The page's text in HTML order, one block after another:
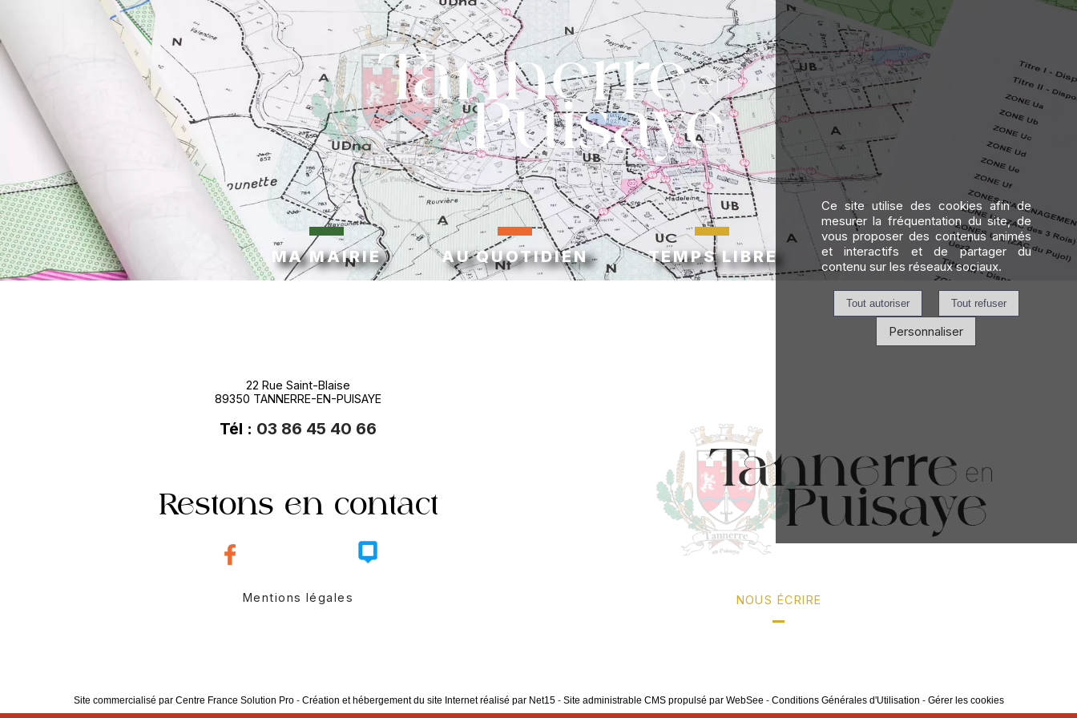
MA MAIRIE AU QUOTIDIEN TEMPS LIBRE
22 Rue Saint-Blaise
89350 TANNERRE-EN-PUISAYE
Tél : 03 86 45 40 66
Restons en contact
Mentions légales NOUS ÉCRIRE
Site commercialisé par Centre France Solution Pro- Création et hébergement du site Internet réalisé par Net15- Site administrable CMS propulsé par WebSee - Conditions Générales d'Utilisation - Gérer les cookies
Ce site utilise des cookies afin de
mesurer la fréquentation du site, de
vous proposer des contenus animés
et interactifs et de partager du
contenu sur les réseaux sociaux.
Personnaliser